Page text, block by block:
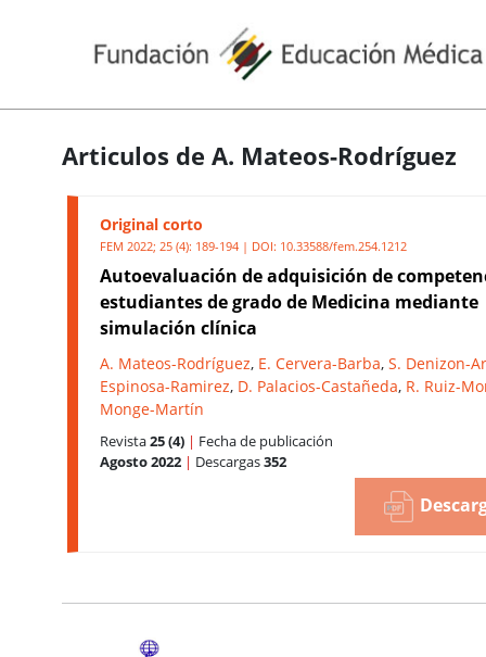
Articulos de A. Mateos-Rodríguez
Original corto
FEM 2022; 25 (4): 189-194 | DOI: 10.33588/fem.254.1212
Autoevaluación de adquisición de
estudiantes de grado de Medicina mediante
simulación clínica
A. Mateos-Rodríguez, E. Cervera-Barba, S. Denizon-
Espinosa-Ramirez, D. Palacios-Castañeda, R. Ruiz-
Monge-Martín
Revista25 (4) | Fecha de publicación
Agosto 2022 | Descargas352